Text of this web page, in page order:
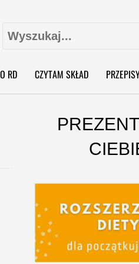
Szukaj:
RD CZYTAM SKŁAD
X